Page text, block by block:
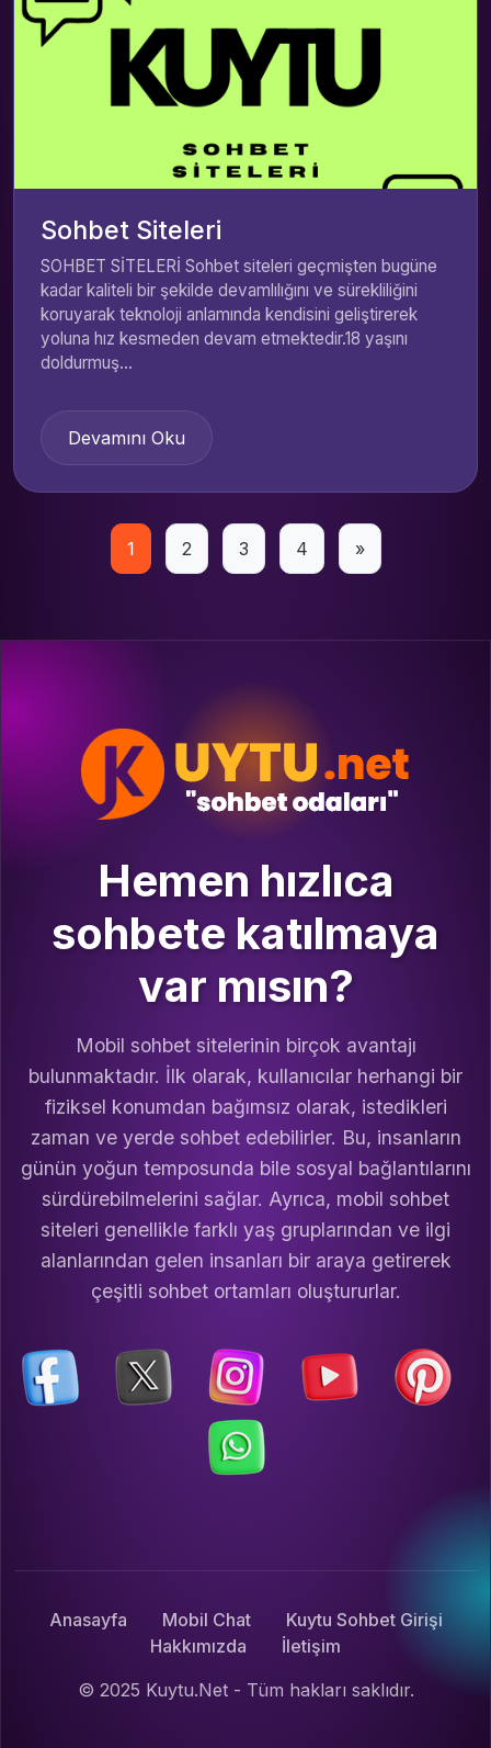
Sohbet Siteleri
SOHBET SİTELERİ Sohbet siteleri geçmişten bugüne
kadar kaliteli bir şekilde devamlılığını ve sürekliliğini
koruyarak teknoloji anlamında kendisini geliştirerek
yoluna hız kesmeden devam etmektedir.18 yaşını
doldurmuş...
Devamını Oku
Yazı
sayfalaması
1 2 3 4 »
Hemen hızlıca
sohbete katılmaya
var mısın?
Mobil sohbet sitelerinin birçok avantajı
bulunmaktadır. İlk olarak, kullanıcılar herhangi bir
fiziksel konumdan bağımsız olarak, istedikleri
zaman ve yerde sohbet edebilirler. Bu, insanların
günün yoğun temposunda bile sosyal bağlantılarını
sürdürebilmelerini sağlar. Ayrıca, mobil sohbet
siteleri genellikle farklı yaş gruplarından ve ilgi
alanlarından gelen insanları bir araya getirerek
çeşitli sohbet ortamları oluştururlar.
Anasayfa Mobil Chat
Kuytu Sohbet Girişi
Hakkımızda
İletişim
© 2025 Kuytu.Net - Tüm hakları saklıdır.